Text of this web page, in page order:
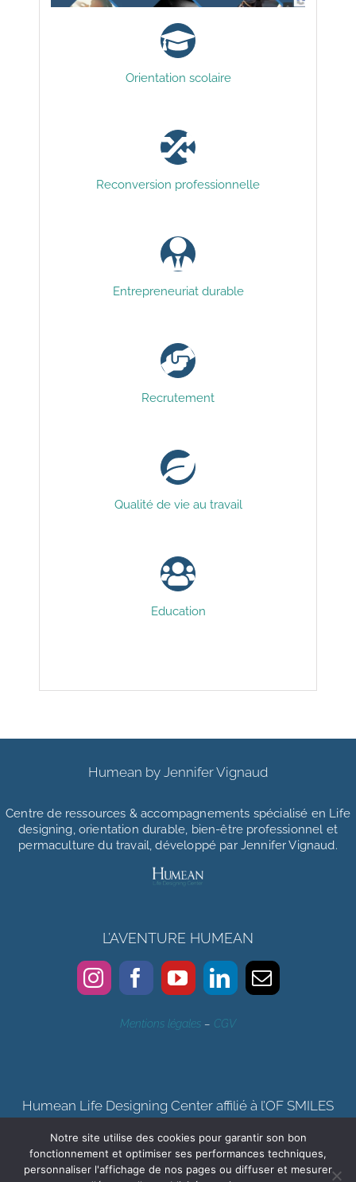
Orientation scolaire
Reconversion professionnelle
Entrepreneuriat durable
Recrutement
Qualité de vie au travail
Education
Humean by Jennifer Vignaud
Centre de ressources & accompagnements spécialisé en Life
designing, orientation durable, bien-être professionnel et
permaculture du travail, développé par Jennifer Vignaud.
L’AVENTURE HUMEAN
Mentions légales CGV
Humean Life Designing Center affilié à l’OF SMILES
Certification qualité Qualiopi délivrée au titre de la catégorie
d’actions de formation, bilan de compétences
Notre site utilise des cookies pour garantir son bon
fonctionnement et optimiser ses performances techniques,
personnaliser l'affichage de nos pages ou diffuser et mesurer